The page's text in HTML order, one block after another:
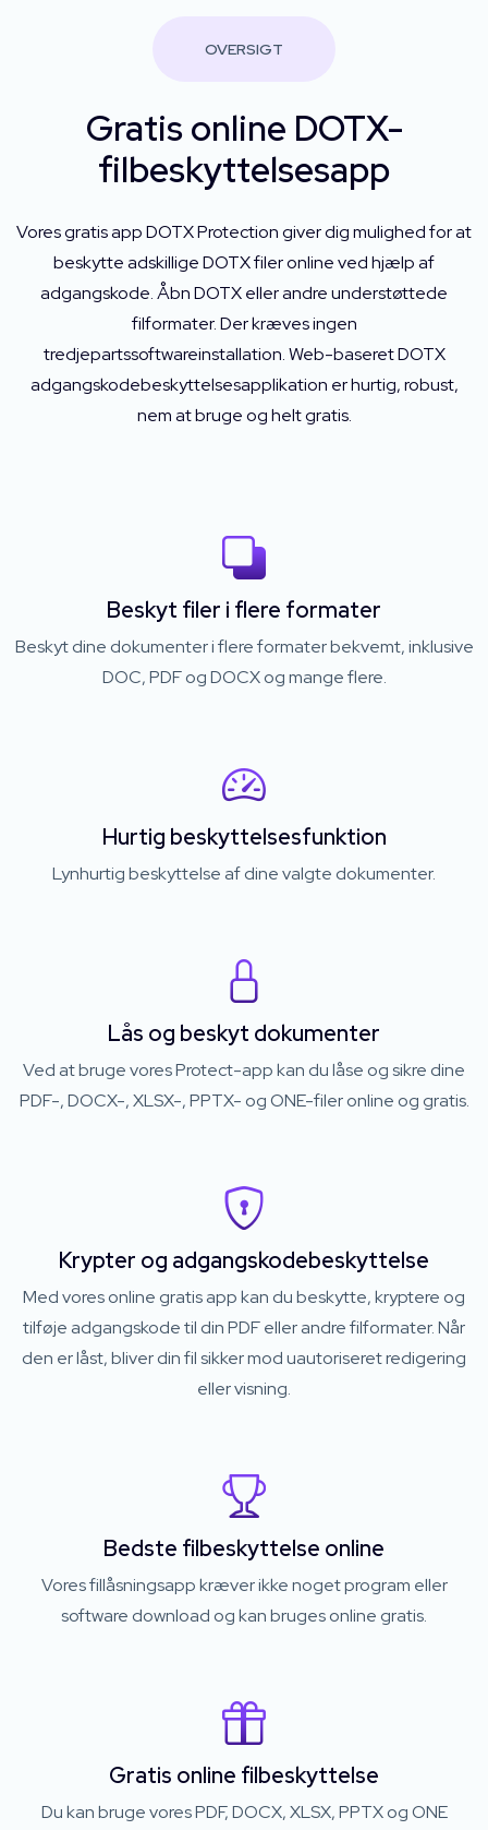
OVERSIGT
Gratis online DOTX-
filbeskyttelsesapp
Vores gratis app DOTX Protection giver dig mulighed for at
beskytte adskillige DOTX filer online ved hjælp af
adgangskode. Åbn DOTX eller andre understøttede
filformater. Der kræves ingen
tredjepartssoftwareinstallation. Web-baseret DOTX
adgangskodebeskyttelsesapplikation er hurtig, robust,
nem at bruge og helt gratis.
Beskyt filer i flere formater
Beskyt dine dokumenter i flere formater bekvemt, inklusive
DOC, PDF og DOCX og mange flere.
Hurtig beskyttelsesfunktion
Lynhurtig beskyttelse af dine valgte dokumenter.
Lås og beskyt dokumenter
Ved at bruge vores Protect-app kan du låse og sikre dine
PDF-, DOCX-, XLSX-, PPTX- og ONE-filer online og gratis.
Krypter og adgangskodebeskyttelse
Med vores online gratis app kan du beskytte, kryptere og
tilføje adgangskode til din PDF eller andre filformater. Når
den er låst, bliver din fil sikker mod uautoriseret redigering
eller visning.
Bedste filbeskyttelse online
Vores fillåsningsapp kræver ikke noget program eller
software download og kan bruges online gratis.
Gratis online filbeskyttelse
Du kan bruge vores PDF, DOCX, XLSX, PPTX og ONE